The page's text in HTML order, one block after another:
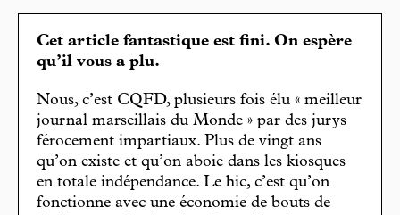
Cet article fantastique est fini. On espère
qu’il vous a plu.
Nous, c’est CQFD, plusieurs fois élu « meilleur
journal marseillais du Monde » par des jurys
férocement impartiaux. Plus de vingt ans
qu’on existe et qu’on aboie dans les kiosques
en totale indépendance. Le hic, c’est qu’on
fonctionne avec une économie de bouts de